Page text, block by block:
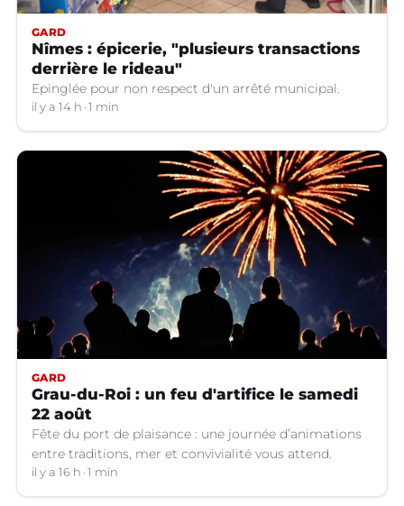
GARD
Nîmes : épicerie, "plusieurs transactions
derrière le rideau"
Epinglée pour non respect d'un arrêté municipal.
il y a 14 h 1 min
GARD
Grau-du-Roi : un feu d'artifice le samedi
22 août
Fête du port de plaisance : une journée d’animations
entre traditions, mer et convivialité vous attend.
il y a 16 h 1 min